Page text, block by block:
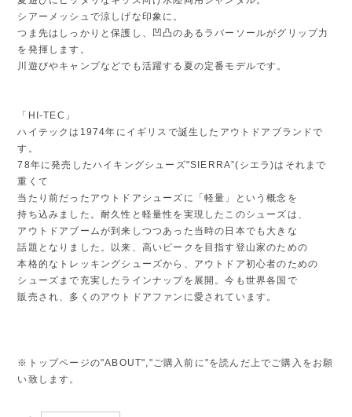
シアーメッシュで涼しげな印象に。
つま先はしっかりと保護し、凹凸のあるラバーソールがグリップ力
を発揮します。
川遊びやキャンプなどでも活躍する夏の定番モデルです。
「HI-TEC」
ハイテックは1974年にイギリスで誕生したアウトドアブランドで
す。
78年に発売したハイキングシューズ"SIERRA”(シエラ)はそれまで
重くて
当たり前だったアウトドアシューズに「軽量」という概念を
持ち込みました。耐久性と軽量性を実現したこのシューズは、
アウトドアブームが到来しつつあった当時の日本でも大きな
話題となりました。以来、高いピークを目指す登山家のための
本格的なトレッキングシューズから、アウトドア初心者のための
シューズまで充実したラインナップを展開。今も世界各国で
販売され、多くのアウトドアファンに愛されています。
※トップページの"ABOUT","ご購入前に"を読んだ上でご購入をお願
い致します。